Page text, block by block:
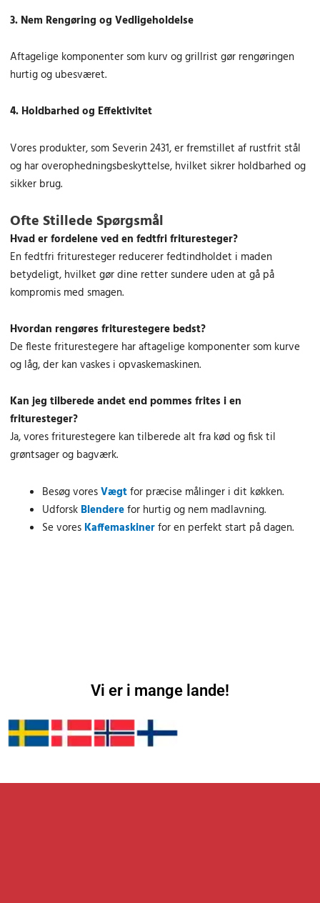
:
8
5
.
0
r
.
.
0
.
4
k
r
.
3. Nem Rengøring og Vedligeholdelse
Aftagelige komponenter som kurv og grillrist gør rengøringen
hurtig og ubesværet.
4. Holdbarhed og Effektivitet
Vores produkter, som Severin 2431, er fremstillet af rustfrit stål
og har overophedningsbeskyttelse, hvilket sikrer holdbarhed og
sikker brug.
Ofte Stillede Spørgsmål
Hvad er fordelene ved en fedtfri frituresteger?
En fedtfri frituresteger reducerer fedtindholdet i maden
betydeligt, hvilket gør dine retter sundere uden at gå på
kompromis med smagen.
Hvordan rengøres friturestegere bedst?
De fleste friturestegere har aftagelige komponenter som kurve
og låg, der kan vaskes i opvaskemaskinen.
Kan jeg tilberede andet end pommes frites i en
frituresteger?
Ja, vores friturestegere kan tilberede alt fra kød og fisk til
grøntsager og bagværk.
Besøg voresVægtfor præcise målinger i dit køkken.
Udforsk Blenderefor hurtig og nem madlavning.
Se vores Kaffemaskinerfor en perfekt start på dagen.
Vi er i mange lande!